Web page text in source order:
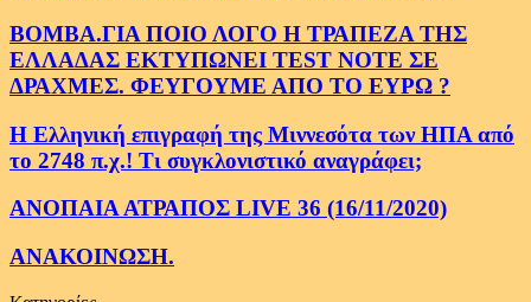
ΒΟΜΒΑ.ΓΙΑ ΠΟΙΟ ΛΟΓΟ Η ΤΡΑΠΕΖΑ ΤΗΣ
ΕΛΛΑΔΑΣ ΕΚΤΥΠΩΝΕΙ TEST NOTE ΣΕ
ΔΡΑΧΜΕΣ. ΦΕΥΓΟΥΜΕ ΑΠΟ ΤΟ ΕΥΡΩ ?
Η Ελληνική επιγραφή της Μιννεσότα των ΗΠΑ από
το 2748 π.χ.! Τι συγκλονιστικό αναγράφει;
ΑΝΟΠΑΙΑ ΑΤΡΑΠΟΣ LIVE 36 (16/11/2020)
ΑΝΑΚΟΙΝΩΣΗ.